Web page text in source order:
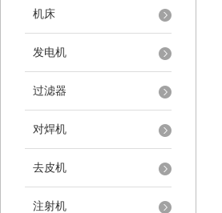
机床
发电机
过滤器
对焊机
去皮机
注射机